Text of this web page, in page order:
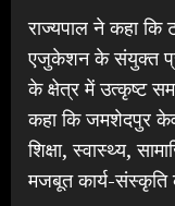
राज्यपाल ने कहा कि
एजुकेशन के संयुक्त
के क्षेत्र में उत्कृष्ट
कहा कि जमशेदपुर
शिक्षा, स्वास्थ्य,
मजबूत कार्य-संस्कृति